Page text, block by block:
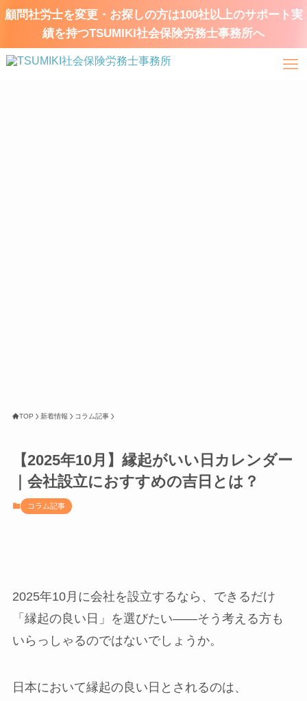
顧問社労士を変更・お探しの方は100社以上のサポート実
績を持つTSUMIKI社会保険労務士事務所へ
TOP 新着情報 コラム記事
【2025年10月】縁起がいい日カレンダー
｜会社設立におすすめの吉日とは？
コラム記事
2025年10月に会社を設立するなら、できるだけ
「縁起の良い日」を選びたい——そう考える方も
いらっしゃるのではないでしょうか。
日本において縁起の良い日とされるのは、